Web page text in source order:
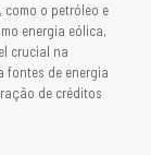
o petróleo e
energia eólica,
crucial na
fontes de energia
de créditos